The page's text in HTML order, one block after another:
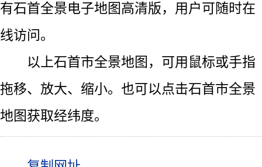
有石首全景电子地图高清版，用户可随时在
线访问。
以上石首市全景地图，可用鼠标或手指
拖移、放大、缩小。也可以点击石首市全景
地图获取经纬度。